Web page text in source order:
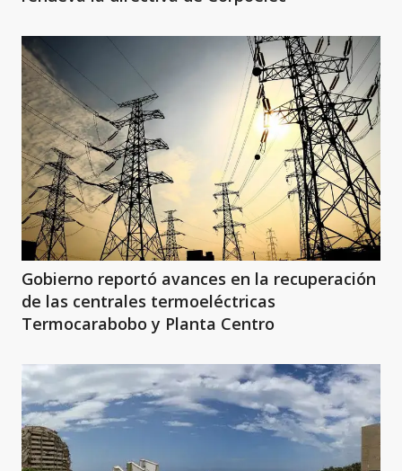
Gobierno reportó avances en la recuperación
de las centrales termoeléctricas
Termocarabobo y Planta Centro